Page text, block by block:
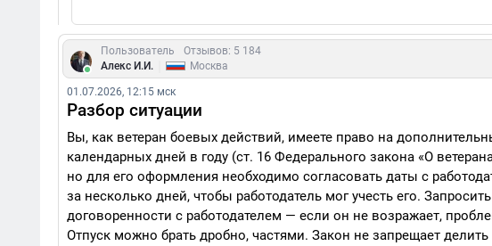
Пользователь
Отзывов: 5 184
Алекс И.И.
Москва
01.07.2026, 12:15 мск
Разбор ситуации
Вы, как ветеран боевых действий, имеете право на
календарных дней в году (ст. 16 Федерального закона «О
но для его оформления необходимо согласовать даты с
за несколько дней, чтобы работодатель мог учесть его.
договоренности с работодателем — если он не возражает,
Отпуск можно брать дробно, частями. Закон не запрещает